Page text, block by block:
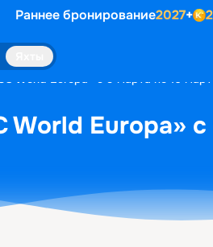
Раннее бронирование2027+
World Europa» с 9 марта по 16
World Europa»